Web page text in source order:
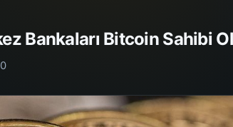
Bankaları Bitcoin Sahibi